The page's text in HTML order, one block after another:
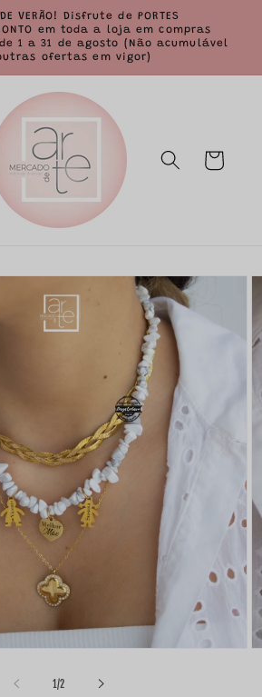
DE VERÃO! Disfrute de PORTES
em toda a loja em compras
1 a 31 de agosto (Não acumulável
ofertas em vigor)
Carrinho
1 /de
2